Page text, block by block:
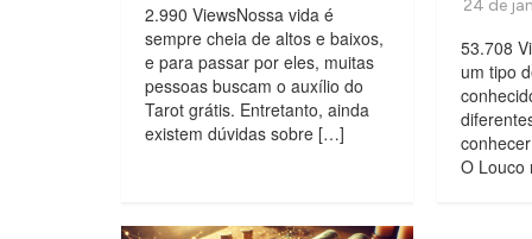
2.990 ViewsNossa vida é
sempre cheia de altos e baixos,
e para passar por eles, muitas
pessoas buscam o auxílio do
Tarot grátis. Entretanto, ainda
existem dúvidas sobre […]
53.708
um tipo
O